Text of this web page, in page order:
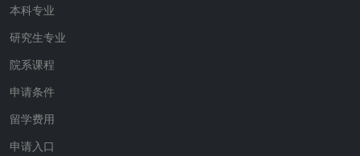
本科专业
研究生专业
院系课程
申请条件
留学费用
申请入口